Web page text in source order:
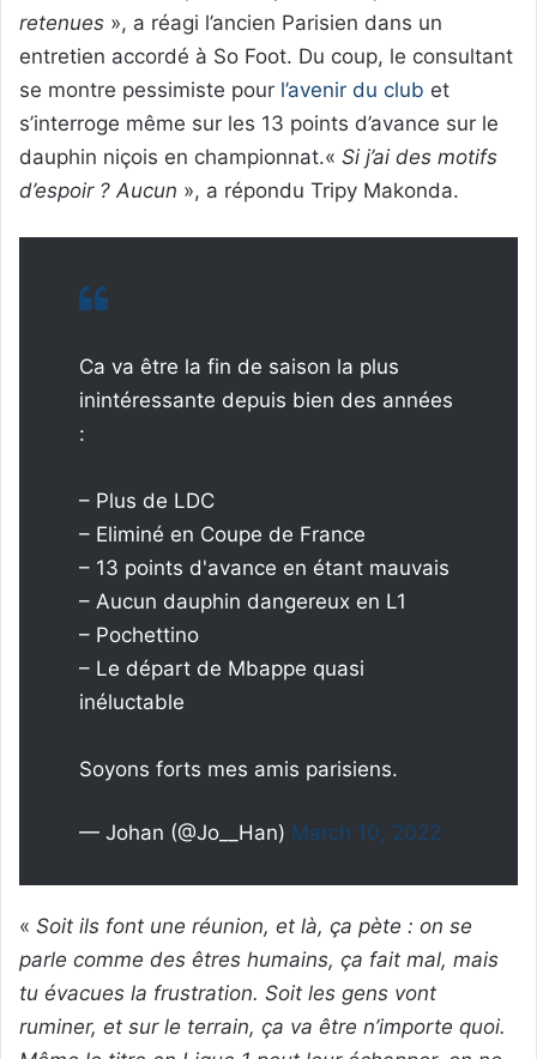
retenues », a réagi l’ancien Parisien dans un
entretien accordé à So Foot. Du coup, le consultant
se montre pessimiste pour l’avenir du club et
s’interroge même sur les 13 points d’avance sur le
dauphin niçois en championnat.« Si j’ai des motifs
d’espoir ? Aucun », a répondu Tripy Makonda.
Ca va être la fin de saison la plus
inintéressante depuis bien des années
:
– Plus de LDC
– Eliminé en Coupe de France
– 13 points d'avance en étant mauvais
– Aucun dauphin dangereux en L1
– Pochettino
– Le départ de Mbappe quasi
inéluctable
Soyons forts mes amis parisiens.
— Johan (@Jo__Han) March 10, 2022
« Soit ils font une réunion, et là, ça pète : on se
parle comme des êtres humains, ça fait mal, mais
tu évacues la frustration. Soit les gens vont
ruminer, et sur le terrain, ça va être n’importe quoi.